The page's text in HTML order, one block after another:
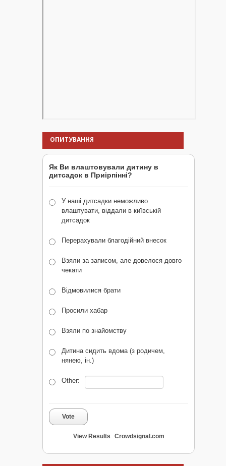
ОПИТУВАННЯ
Як Ви влаштовували дитину в
дитсадок в Приірпінні?
У наші дитсадки неможливо
влаштувати, віддали в київській
дитсадок
Перерахували благодійний внесок
Взяли за записом, але довелося довго
чекати
Відмовилися брати
Просили хабар
Взяли по знайомству
Дитина сидить вдома (з родичем,
нянею, ін.)
Other:
Vote
View Results Crowdsignal.com